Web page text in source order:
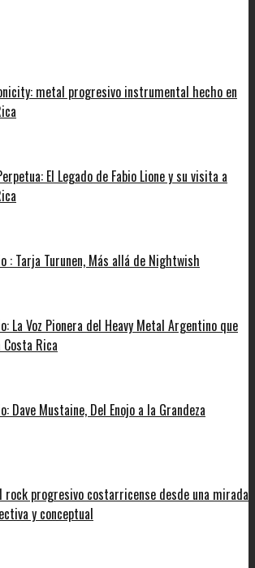
metal progresivo instrumental hecho en
El Legado de Fabio Lione y su visita a
: Tarja Turunen, Más allá de Nightwish
La Voz Pionera del Heavy Metal Argentino que
Rica
Dave Mustaine, Del Enojo a la Grandeza
rock progresivo costarricense desde una mirada
y conceptual